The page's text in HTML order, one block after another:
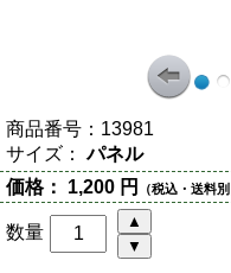
商品番号： 13981
サイズ： パネル
価格： 1,200 円 （税込・送料別
数量